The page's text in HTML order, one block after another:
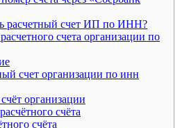
расчетный счет ИП по ИНН?
счета организации по
счет организации по инн
организации
счёта
счёта